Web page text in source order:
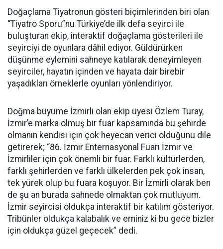
Doğaçlama Tiyatronun gösteri biçimlerinden biri olan
“Tiyatro Sporu”nu Türkiye’de ilk defa seyirci ile
buluşturan ekip, interaktif doğaçlama gösterileri ile
seyirciyi de oyunlara dâhil ediyor. Güldürürken
düşünme eylemini sahneye katılarak deneyimleyen
seyirciler, hayatın içinden ve hayata dair birebir
yaşadıkları örneklerle oyunları yönlendiriyor.
Doğma büyüme İzmirli olan ekip üyesi Özlem Turay,
İzmir’e marka olmuş bir fuar kapsamında bu şehirde
olmanın kendisi için çok heyecan verici olduğunu dile
getirerek; “86. İzmir Enternasyonal Fuarı İzmir ve
İzmirliler için çok önemli bir fuar. Farklı kültürlerden,
farklı şehirlerden ve farklı ülkelerden pek çok insan,
tek yürek olup bu fuara koşuyor. Bir İzmirli olarak ben
de şu an burada sahnede olmaktan çok mutluyum.
İzmir seyircisi oldukça interaktif bir katılım gösteriyor.
Tribünler oldukça kalabalık ve eminiz ki bu gece bizler
için oldukça güzel geçecek” dedi.